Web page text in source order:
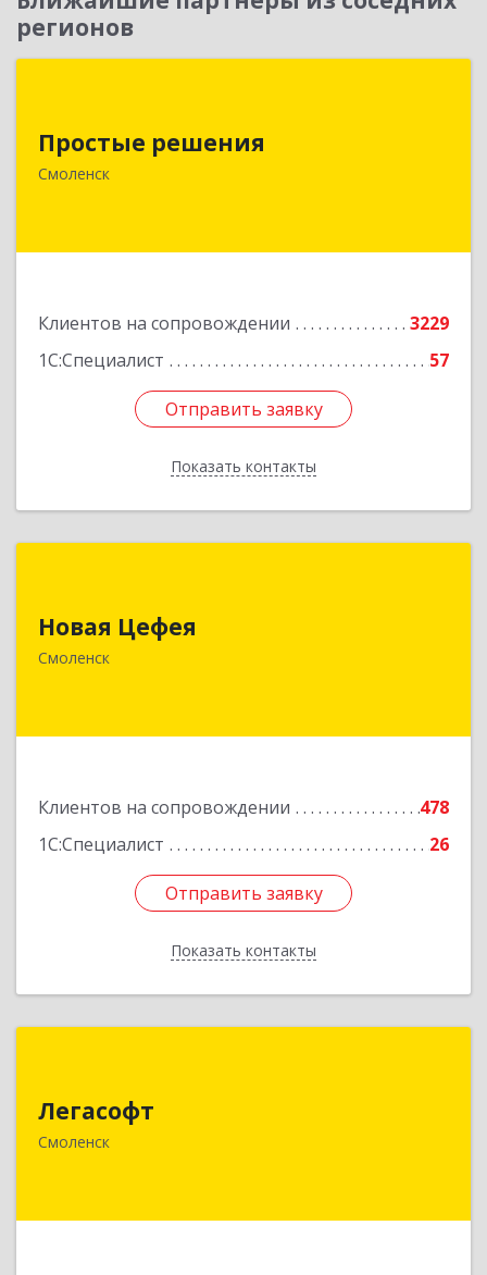
регионов
Простые решения
Смоленск
Клиентов на сопровождении
3229
1С:Специалист
57
Отправить заявку
Показать контакты
214015, Смоленская обл, Смоленск г, Большая
Отправить заявку
Назад
Новая Цефея
Смоленск
Клиентов на сопровождении
478
1С:Специалист
26
Отправить заявку
Показать контакты
214018, Смоленская обл, Смоленск г, Раевского
Отправить заявку
Назад
Легасофт
Смоленск
214018, Смоленская обл, Смоленск г, Ново-